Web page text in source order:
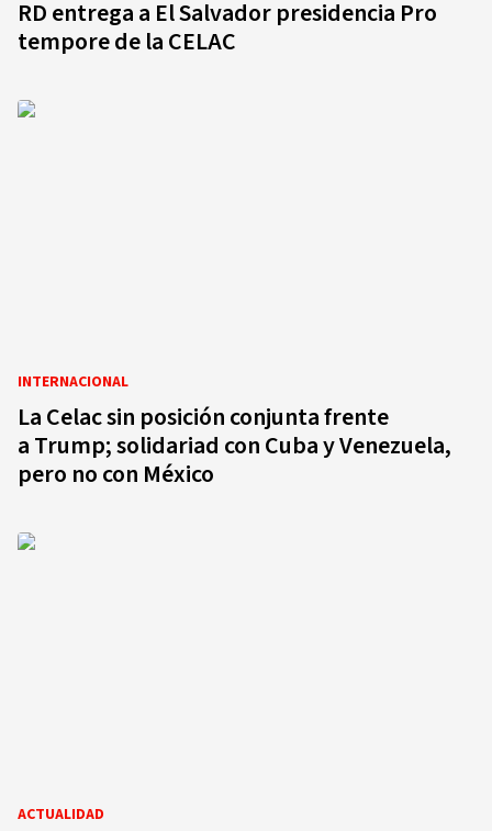
RD entrega a El Salvador presidencia Pro
tempore de la CELAC
INTERNACIONAL
La Celac sin posición conjunta frente
a Trump; solidariad con Cuba y Venezuela,
pero no con México
ACTUALIDAD